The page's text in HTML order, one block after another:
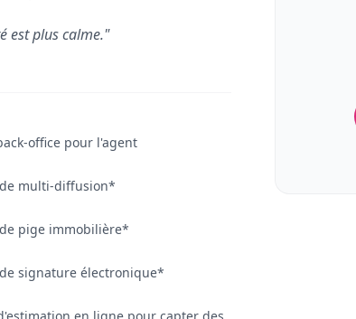
est plus calme."
office pour l'agent
multi-diffusion*
pige immobilière*
signature électronique*